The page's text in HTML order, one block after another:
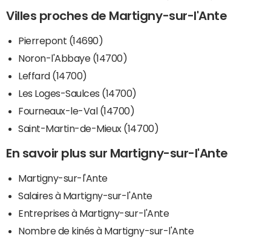
Villes proches de Martigny-sur-l'Ante
Pierrepont (14690)
Noron-l'Abbaye (14700)
Leffard (14700)
Les Loges-Saulces (14700)
Fourneaux-le-Val (14700)
Saint-Martin-de-Mieux (14700)
En savoir plus sur Martigny-sur-l'Ante
Martigny-sur-l'Ante
Salaires à Martigny-sur-l'Ante
Entreprises à Martigny-sur-l'Ante
Nombre de kinés à Martigny-sur-l'Ante